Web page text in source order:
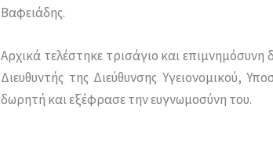
Βαφειάδης.
Αρχικά τελέστηκε τρισάγιο και
Διευθυντής της Διεύθυνσης Υγειονομικού,
δωρητή και εξέφρασε την ευγνωμοσύνη του.